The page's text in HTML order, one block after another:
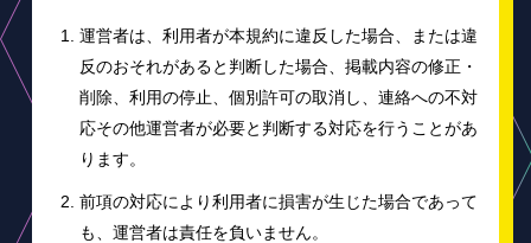
運営者は、利用者が本規約に違反した場合、または違
反のおそれがあると判断した場合、掲載内容の修正・
削除、利用の停止、個別許可の取消し、連絡への不対
応その他運営者が必要と判断する対応を行うことがあ
ります。
前項の対応により利用者に損害が生じた場合であって
も、運営者は責任を負いません。